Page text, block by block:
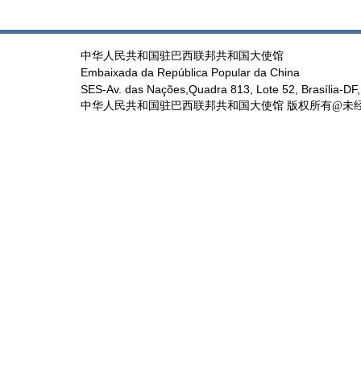
中华人民共和国驻巴西联邦共和国大使馆
Embaixada da República Popular da China
SES-Av. das Nações,Quadra 813, Lote 52, Brasília-
中华人民共和国驻巴西联邦共和国大使馆 版权所有@未